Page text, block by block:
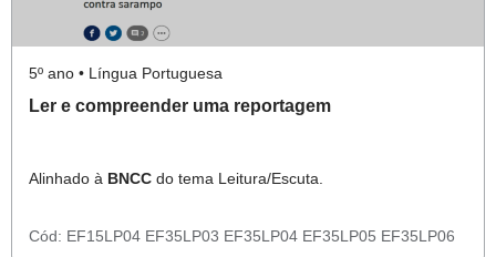
5º ano • Língua Portuguesa
Ler e compreender uma reportagem
Alinhado à BNCC do tema Leitura/Escuta.
Cód: EF15LP04 EF35LP03 EF35LP04 EF35LP05 EF35LP06